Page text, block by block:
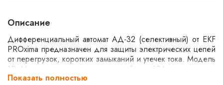
Описание
Дифференциальный автомат АД-32 (селективный) от EKF
PROxima предназначен для защиты электрических цепей
от перегрузок, коротких замыканий и утечек тока. Модель
1P+N рассчитана на номинальный ток 63А и ток утечки
100мА. Селективность обеспечивает приоритетное
Показать полностью